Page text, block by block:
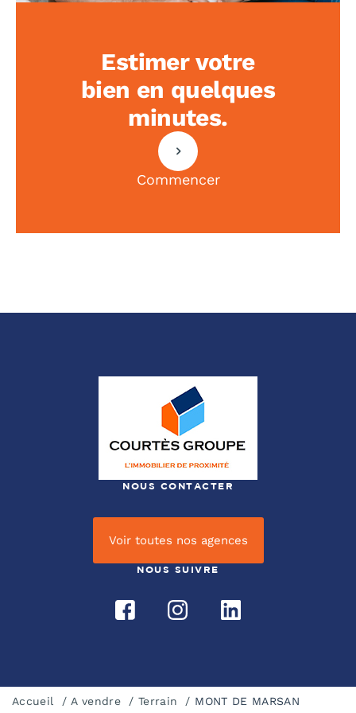
Estimer votre
bien en quelques
minutes.
Commencer
NOUS CONTACTER
Voir toutes nos agences
NOUS SUIVRE
Accueil A vendre Terrain MONT DE MARSAN